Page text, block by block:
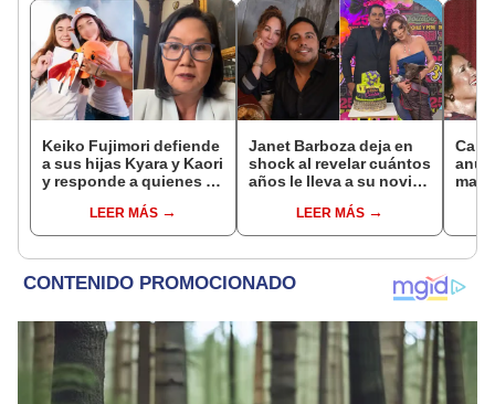
Keiko Fujimori defiende
a sus hijas Kyara y Kaori
y responde a quienes la
“No pueden decirme”
LEER MÁS
Janet Barboza deja en
shock al revelar cuántos
años le lleva a su novio
plenitud”LEER MÁS